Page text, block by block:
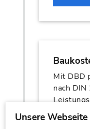
Mit DBD
nach
oder als